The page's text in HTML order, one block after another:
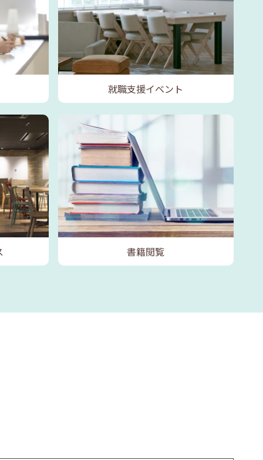
就職支援イベント
書籍閲覧